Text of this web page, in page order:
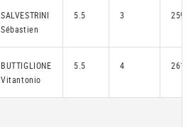
SALVESTRINI
Sébastien
5.5 3
BUTTIGLIONE
Vitantonio
5.5 4